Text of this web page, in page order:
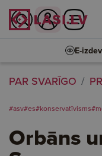
E-
PAR SVARĪGO
#asv#es#konservatīvisms
Orbāns